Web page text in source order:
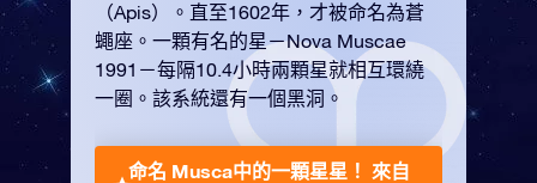
（Apis）。直至1602年，才被命名為蒼
蠅座。一顆有名的星－Nova Muscae
1991－每隔10.4小時兩顆星就相互環繞
一圈。該系統還有一個黑洞。
命名 Musca中的一顆星星！ 來自